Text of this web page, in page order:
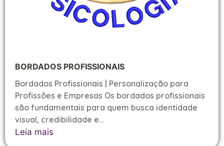
BORDADOS PROFISSIONAIS
Bordados Profissionais | Personalização para
Profissões e Empresas Os bordados profissionais
são fundamentais para quem busca identidade
visual, credibilidade e...
Leia mais